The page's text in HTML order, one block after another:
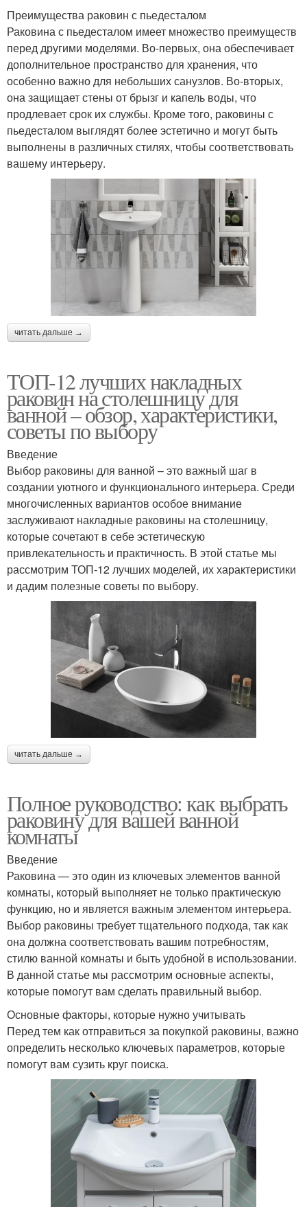
Преимущества раковин с пьедесталом
Раковина с пьедесталом имеет множество преимуществ
перед другими моделями. Во-первых, она обеспечивает
дополнительное пространство для хранения, что
особенно важно для небольших санузлов. Во-вторых,
она защищает стены от брызг и капель воды, что
продлевает срок их службы. Кроме того, раковины с
пьедесталом выглядят более эстетично и могут быть
выполнены в различных стилях, чтобы соответствовать
вашему интерьеру.
читать дальше →
ТОП-12 лучших накладных
раковин на столешницу для
ванной – обзор, характеристики,
советы по выбору
Введение
Выбор раковины для ванной – это важный шаг в
создании уютного и функционального интерьера. Среди
многочисленных вариантов особое внимание
заслуживают накладные раковины на столешницу,
которые сочетают в себе эстетическую
привлекательность и практичность. В этой статье мы
рассмотрим ТОП-12 лучших моделей, их характеристики
и дадим полезные советы по выбору.
читать дальше →
Полное руководство: как выбрать
раковину для вашей ванной
комнаты
Введение
Раковина — это один из ключевых элементов ванной
комнаты, который выполняет не только практическую
функцию, но и является важным элементом интерьера.
Выбор раковины требует тщательного подхода, так как
она должна соответствовать вашим потребностям,
стилю ванной комнаты и быть удобной в использовании.
В данной статье мы рассмотрим основные аспекты,
которые помогут вам сделать правильный выбор.
Основные факторы, которые нужно учитывать
Перед тем как отправиться за покупкой раковины, важно
определить несколько ключевых параметров, которые
помогут вам сузить круг поиска.